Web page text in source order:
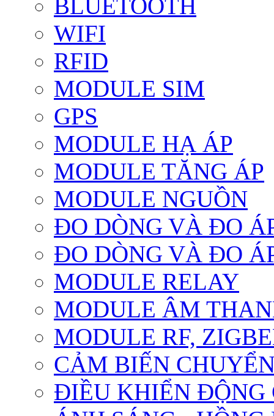
BLUETOOTH
WIFI
RFID
MODULE SIM
GPS
MODULE HẠ ÁP
MODULE TĂNG ÁP
MODULE NGUỒN
ĐO DÒNG VÀ ĐO
ĐO DÒNG VÀ ĐO
MODULE RELAY
MODULE ÂM
MODULE RF,
CẢM BIẾN
ĐIỀU KHIỂN ĐỘNG